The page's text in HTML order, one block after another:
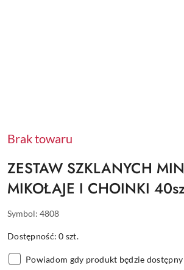
Brak towaru
ZESTAW SZKLANYCH
MIKOŁAJE I CHOINKI
Symbol: 4808
Dostępność:0 szt.
Powiadom gdy produkt będzie dostępny